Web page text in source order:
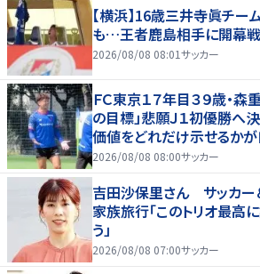
【横浜】16歳三井寺眞チー
も…王者鹿島相手に開幕
2026/08/08 08:01サッカー
ＦＣ東京１７年目３９歳・
の目標」悲願Ｊ１初優勝へ
価値をどれだけ示せるかが
2026/08/08 08:00サッカー
吉田沙保里さん サッカー
家族旅行「このトリオ最高に
う」
2026/08/08 07:00サッカー